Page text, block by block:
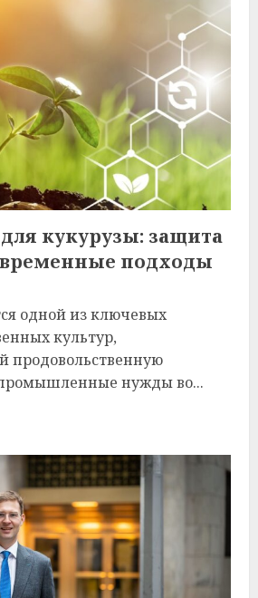
кукурузы: защита
подходы
одной из ключевых
культур,
продовольственную
промышленные нужды во...